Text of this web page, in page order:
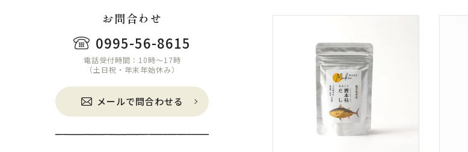
お問合わせ
0995-56-8615
電話受付時間：10時〜17時
（土日祝・年末年始休み）
メールで問合わせる